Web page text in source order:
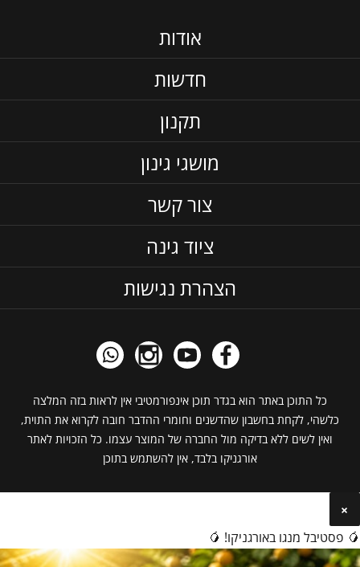
אודות
חדשות
תקנון
מושגי גינון
צור קשר
ציוד גינה
הצהרת נגישות
כל התוכן באתר הוא בגדר תוכן אינפורמטיבי אין לראות בזה המלצה
כלשהי, לקחת בחשבון שהדשנים וחומרי ההדבר חובה לקרוא את התוית,
ואין לשים ללא בדיקה מול החברה של המוצר עצמו. כל הזכויות לאתר
אורגניקו בלבד, אין להשתמש בתוכן
×
🥭 פסטיבל מנגו באורגניקו! 🥭